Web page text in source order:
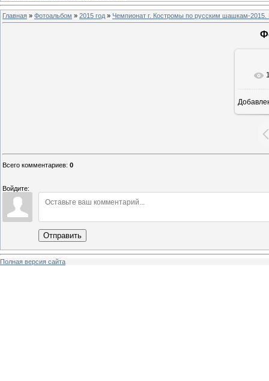
Главная » Фотоальбом » 2015 год » Чемпионат г. Костромы по русским шашкам-2015.
Всего комментариев: 0
Войдите:
Отправить
Полная версия сайта